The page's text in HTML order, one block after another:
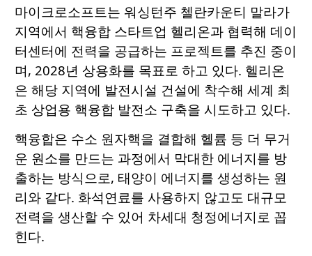
마이크로소프트는 워싱턴주 첼란카운티 말라가
지역에서 핵융합 스타트업 헬리온과 협력해 데이
터센터에 전력을 공급하는 프로젝트를 추진 중이
며, 2028년 상용화를 목표로 하고 있다. 헬리온
은 해당 지역에 발전시설 건설에 착수해 세계 최
초 상업용 핵융합 발전소 구축을 시도하고 있다.
핵융합은 수소 원자핵을 결합해 헬륨 등 더 무거
운 원소를 만드는 과정에서 막대한 에너지를 방
출하는 방식으로, 태양이 에너지를 생성하는 원
리와 같다. 화석연료를 사용하지 않고도 대규모
전력을 생산할 수 있어 차세대 청정에너지로 꼽
힌다.